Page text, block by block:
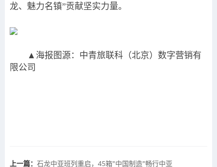
龙、魅力名镇”贡献坚实力量。
▲海报图源：中青旅联科（北京）数字营销有
限公司
上一篇： 石龙中亚班列重启，45箱"中国制造"畅行中亚